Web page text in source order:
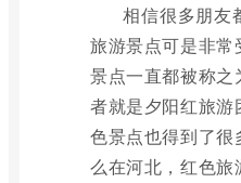
相信很多朋友
旅游景点可是非
景点一直都被称
者就是夕阳红旅
色景点也得到了
么在河北，红色